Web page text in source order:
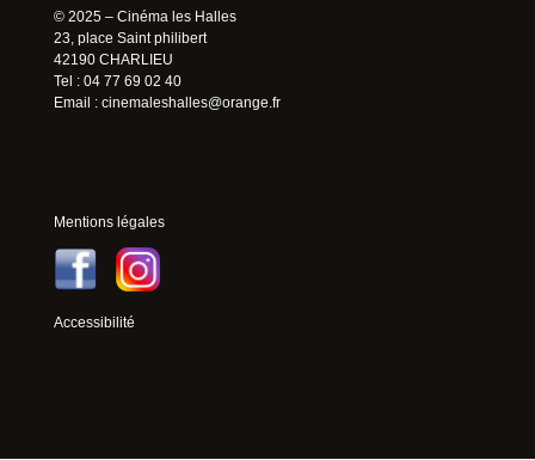
© 2025 – Cinéma les Halles
23, place Saint philibert
42190 CHARLIEU
Tel : 04 77 69 02 40
Email : cinemaleshalles@orange.fr
Mentions légales
Accessibilité